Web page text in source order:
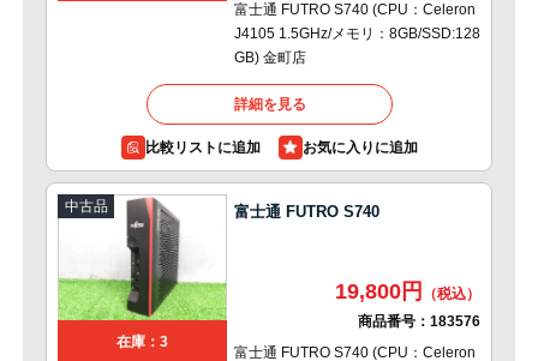
富士通 FUTRO S740 (CPU：Celeron
J4105 1.5GHz/メモリ：8GB/SSD:128
GB) 金町店
詳細を見る
比較リストに追加
中古品
在庫：3
富士通 FUTRO S740
19,800円
商品番号： 183576
富士通 FUTRO S740 (CPU：Celeron